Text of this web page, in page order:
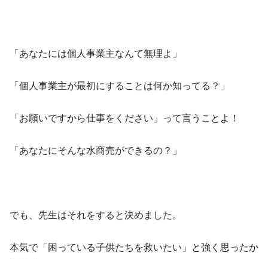
「あなたには個人事業主なんて無理よ」
「個人事業主が最初にすることは何か知ってる？」
「お願いですから仕事をください」って言うことよ！
「あなたにそんな水商売ができるの？」
でも、先生はそれをすると決めました。
本気で「困っている子供たちを救いたい」と強く思ったか